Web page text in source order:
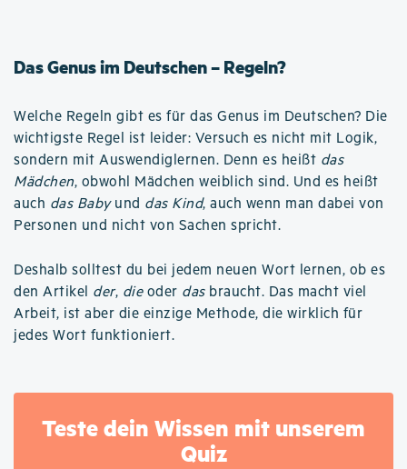
Das Genus im Deutschen – Regeln?
Welche Regeln gibt es für das Genus im Deutschen? Die
wichtigste Regel ist leider: Versuch es nicht mit Logik,
sondern mit Auswendiglernen. Denn es heißt das
Mädchen, obwohl Mädchen weiblich sind. Und es heißt
auch das Babyund das Kind, auch wenn man dabei von
Personen und nicht von Sachen spricht.
Deshalb solltest du bei jedem neuen Wort lernen, ob es
den Artikel der, dieoder dasbraucht. Das macht viel
Arbeit, ist aber die einzige Methode, die wirklich für
jedes Wort funktioniert.
Teste dein Wissen mit unserem
Quiz